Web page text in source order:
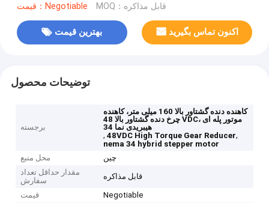
قیمت：Negotiable MOQ：قابل مذاکره
بهترین قیمت اکنون تماس بگیرید
توضیحات محصول
برجسته
کاهنده دنده گشتاور بالا 160 میلی متر، کاهنده
چرخ دنده گشتاور بالا 48 VDC، موتور پله ای
هیبریدی نما 34
,48VDC High Torque Gear Reducer,
nema 34 hybrid stepper motor
محل منبع
چین
مقدار حداقل تعداد
سفارش
قابل مذاکره
قیمت
Negotiable